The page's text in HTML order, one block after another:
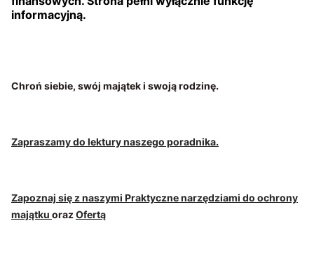
informacyjną.
Chroń siebie, swój majątek i swoją rodzinę.
Zapraszamy do lektury naszego poradnika.
Zapoznaj się z naszymi Praktyczne narzędziami do ochrony
majątku orazOfertą